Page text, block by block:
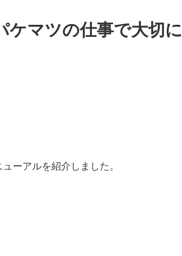
マツの仕事で大切に
ーアルを紹介しました。